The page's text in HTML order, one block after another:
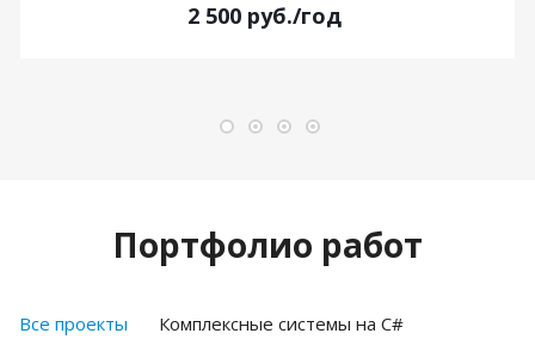
2 500 руб./год
Портфолио работ
Все проекты Комплексные системы на C#